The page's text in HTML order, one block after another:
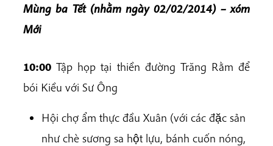
Mùng ba Tết (nhằm ngày 02/02/2014) – xóm
Mới
10:00 Tập họp tại thiền đường Trăng Rằm để
bói Kiều với Sư Ông
Hội chợ ẩm thực đầu Xuân (với các đặc sản
như chè sương sa hột lựu, bánh cuốn nóng,